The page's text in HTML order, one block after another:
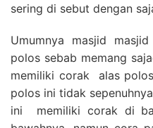
sering di sebut dengan
Umumnya masjid
polos sebab memang
memiliki corak alas
polos ini tidak
ini memiliki corak di